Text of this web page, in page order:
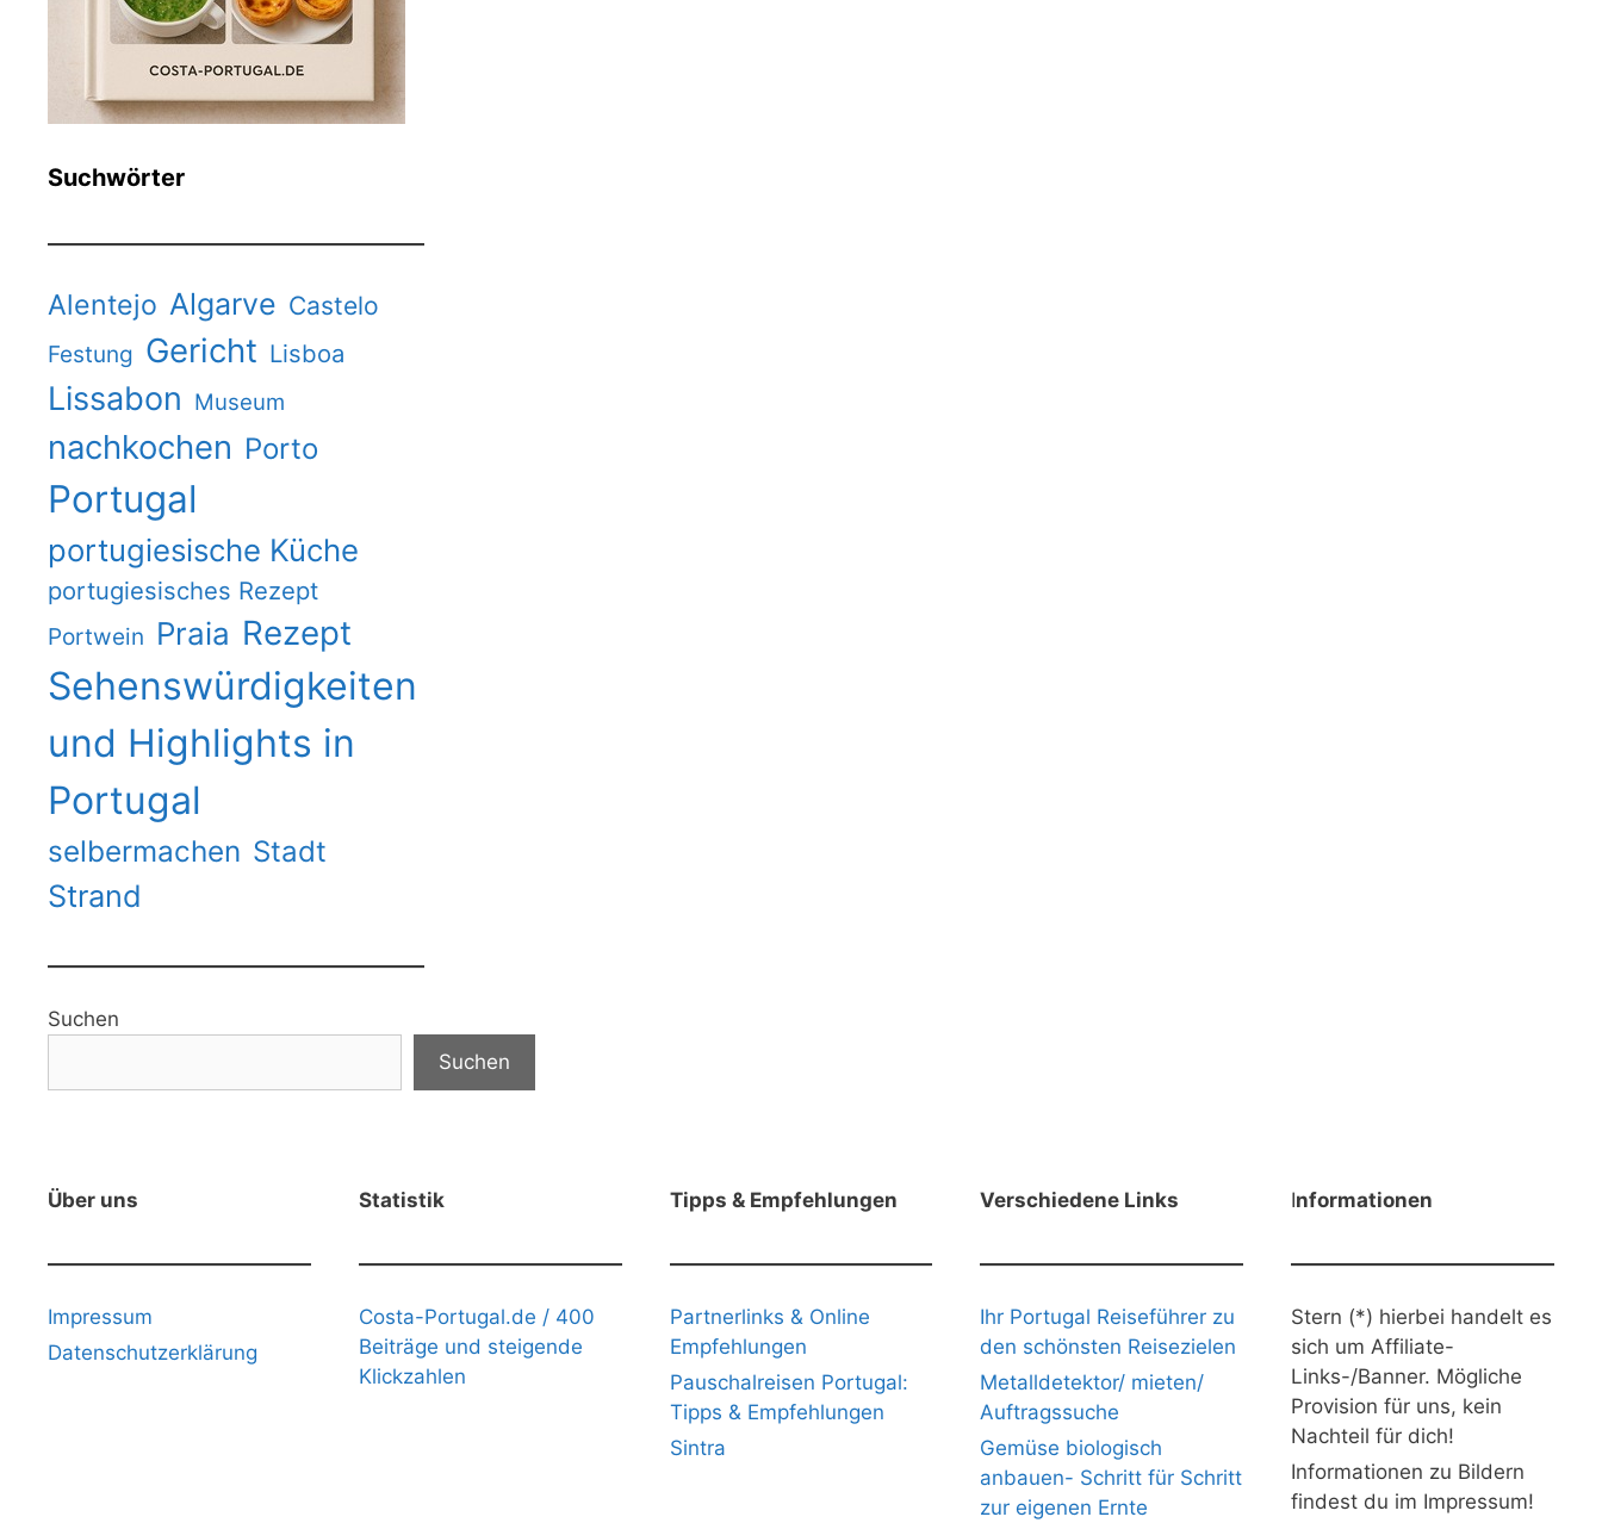
Suchwörter
Alentejo Algarve Castelo
Festung Gericht Lisboa
Lissabon Museum
nachkochen Porto
Portugal
portugiesische Küche
portugiesisches Rezept
Portwein Praia Rezept
Sehenswürdigkeiten
und Highlights in
Portugal
selbermachen Stadt
Strand
Suchen
Suchen
Über uns
Impressum
Datenschutzerklärung
Statistik
Costa-Portugal.de / 400
Beiträge und steigende
Klickzahlen
Tipps & Empfehlungen
Partnerlinks & Online
Empfehlungen
Pauschalreisen Portugal:
Tipps & Empfehlungen
Sintra
Verschiedene Links
Ihr Portugal Reiseführer zu
den schönsten Reisezielen
Metalldetektor/ mieten/
Auftragssuche
Gemüse biologisch
anbauen- Schritt für Schritt
zur eigenen Ernte
Informationen
Stern (*) hierbei handelt es
sich um Affiliate-
Links-/Banner. Mögliche
Provision für uns, kein
Nachteil für dich!
Informationen zu Bildern
findest du im Impressum!